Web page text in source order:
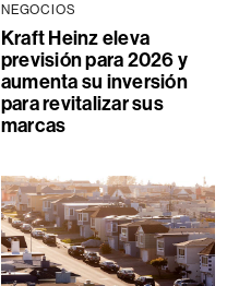
NEGOCIOS
Kraft Heinz eleva
previsión para 2026 y
aumenta su inversión
para revitalizar sus
marcas